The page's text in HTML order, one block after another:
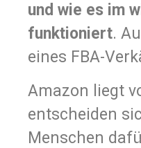
und wie es im
funktioniert.
eines FBA-
Amazon liegt
entscheiden
Menschen